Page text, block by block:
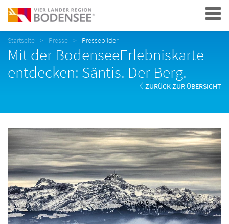
Navigation
Startseite Presse Pressebilder
Mit der BodenseeErlebniskarte
entdecken: Säntis. Der Berg.
ZURÜCK ZUR ÜBERSICHT